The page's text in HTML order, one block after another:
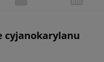
cyjanokarylanu